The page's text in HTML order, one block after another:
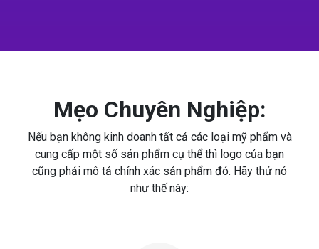
Mẹo Chuyên Nghiệp:
Nếu bạn không kinh doanh tất cả các loại mỹ phẩm và
cung cấp một số sản phẩm cụ thể thì logo của bạn
cũng phải mô tả chính xác sản phẩm đó. Hãy thử nó
như thế này: